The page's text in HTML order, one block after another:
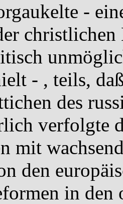
-
- , teils,
des
verfolgte
mit
den
in den